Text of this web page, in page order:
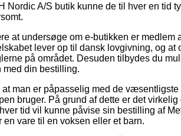
Nordic A/S butik kunne de til hver en tid
at undersøge om e-butikken er
lever op til dansk lovgivning, og
på området. Desuden tilbydes du
med din bestilling.
man er påpasselig med de
bruger. På grund af dette er det
tid vil kunne påvise sin bestilling af
en vare til en voksen eller et barn.